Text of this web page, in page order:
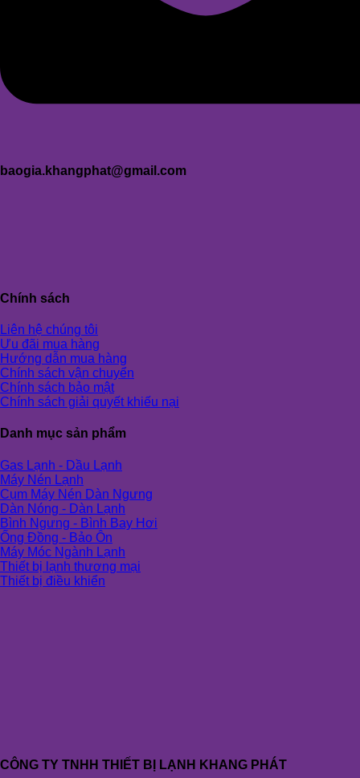
baogia.khangphat@gmail.com
Chính sách
Liên hệ chúng tôi
Ưu đãi mua hàng
Hướng dẫn mua hàng
Chính sách vận chuyển
Chính sách bảo mật
Chính sách giải quyết khiếu nại
Danh mục sản phẩm
Gas Lạnh - Dầu Lạnh
Máy Nén Lạnh
Cụm Máy Nén Dàn Ngưng
Dàn Nóng - Dàn Lạnh
Bình Ngưng - Bình Bay Hơi
Ống Đồng - Bảo Ôn
Máy Móc Ngành Lạnh
Thiết bị lạnh thương mại
Thiết bị điều khiển
CÔNG TY TNHH THIẾT BỊ LẠNH KHANG PHÁT